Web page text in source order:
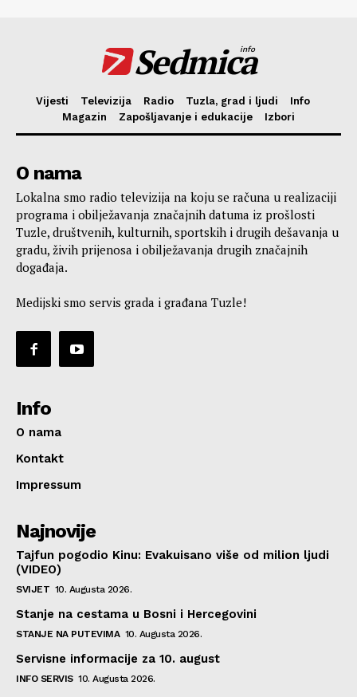
Sedmica
info
Vijesti Televizija Radio Tuzla, grad i ljudi
Info
Magazin
Zapošljavanje i edukacije Izbori
O nama
Lokalna smo radio televizija na koju se računa u realizaciji
programa i obilježavanja značajnih datuma iz prošlosti
Tuzle, društvenih, kulturnih, sportskih i drugih dešavanja u
gradu, živih prijenosa i obilježavanja drugih značajnih
događaja.
Medijski smo servis grada i građana Tuzle!
Info
O nama
Kontakt
Impressum
Najnovije
Tajfun pogodio Kinu: Evakuisano više od milion ljudi
(VIDEO)
SVIJET 10. Augusta 2026.
Stanje na cestama u Bosni i Hercegovini
STANJE NA PUTEVIMA 10. Augusta 2026.
Servisne informacije za 10. august
INFO SERVIS 10. Augusta 2026.